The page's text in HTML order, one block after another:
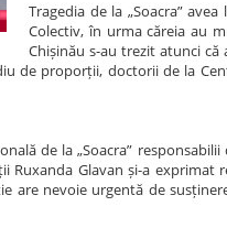
Tragedia de la „Soacra”
Colectiv, în urma căreia au
Chișinău s-au trezit atunci
de proporții, doctorii de la
de la „Soacra”
Glavan și-a exprimat
are nevoie urgentă de